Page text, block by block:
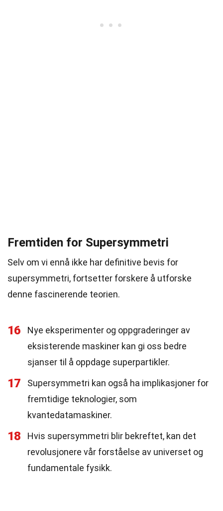
Fremtiden for Supersymmetri
Selv om vi ennå ikke har definitive bevis for
supersymmetri, fortsetter forskere å utforske
denne fascinerende teorien.
16
Nye eksperimenter og oppgraderinger av
eksisterende maskiner kan gi oss bedre
sjanser til å oppdage superpartikler.
17
Supersymmetri kan også ha implikasjoner for
fremtidige teknologier, som
kvantedatamaskiner.
18
Hvis supersymmetri blir bekreftet, kan det
revolusjonere vår forståelse av universet og
fundamentale fysikk.